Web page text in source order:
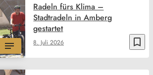
bookmark_border
8. Juli 2026
Radeln fürs Klima –
Stadtradeln in Amberg
gestartet